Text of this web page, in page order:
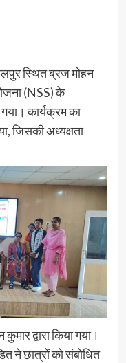
स्थित ब्रज मोहन
(NSS) के
गया। कार्यक्रम का
जिसकी अध्यक्षता
द्वारा किया गया।
ने छात्रों को संबोधित